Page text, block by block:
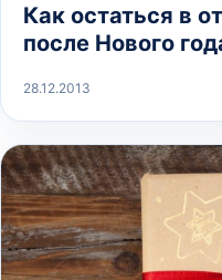
Как остаться в
после Нового
28.12.2013